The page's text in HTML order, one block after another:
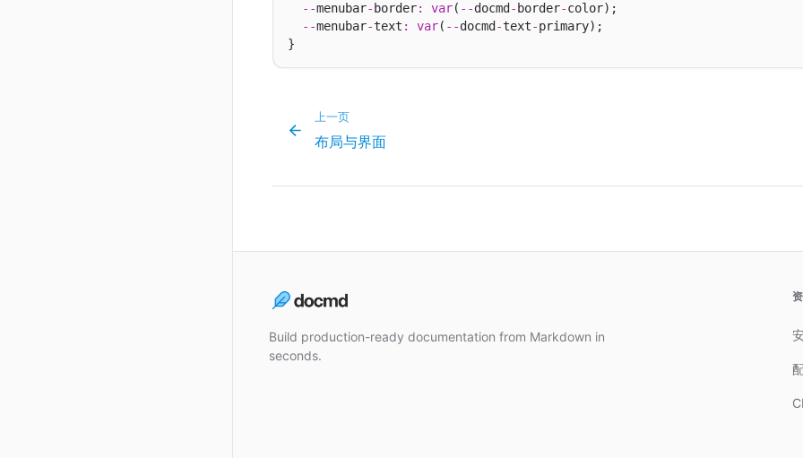
--menubar- border: var( --docmd - border-color);
--menubar-text : var( --docmd -text-primary);
上一页
布局与界面
Build production-ready documentation from Markdown in
seconds.